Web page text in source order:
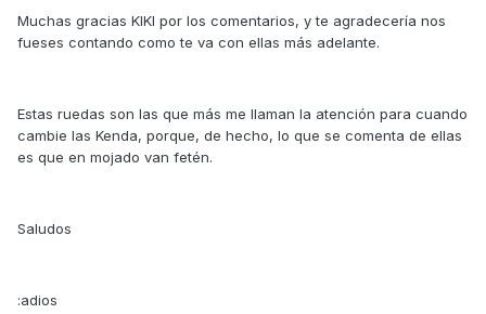
Muchas gracias KIKI por los comentarios, y te agradecería nos
fueses contando como te va con ellas más adelante.
Estas ruedas son las que más me llaman la atención para cuando
cambie las Kenda, porque, de hecho, lo que se comenta de ellas
es que en mojado van fetén.
Saludos
:adios